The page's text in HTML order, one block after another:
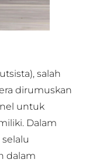
salah
dirumuskan
untuk
Dalam
dalam